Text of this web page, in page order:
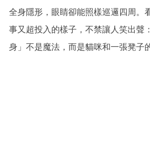
全身隱形，眼睛卻能照樣巡邏四周。
事又超投入的樣子，不禁讓人笑出聲
身」不是魔法，而是貓咪和一張凳子